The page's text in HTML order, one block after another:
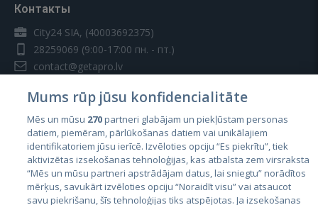
Контакты
City24 SIA, (40003692375)
28259069 (9:00-17:00 пн. - пт.)
contact@getapro.lv
Страны
Эстония
Латвия
Mums rūp jūsu konfidencialitāte
Mēs un mūsu 270partneri glabājam un piekļūstam personas
datiem, piemēram, pārlūkošanas datiem vai unikālajiem
identifikatoriem jūsu ierīcē. Izvēloties opciju “Es piekrītu”, tiek
aktivizētas izsekošanas tehnoloģijas, kas atbalsta zem virsraksta
“Mēs un mūsu partneri apstrādājam datus, lai sniegtu” norādītos
mērķus, savukārt izvēloties opciju “Noraidīt visu” vai atsaucot
savu piekrišanu, šīs tehnoloģijas tiks atspējotas. Ja izsekošanas